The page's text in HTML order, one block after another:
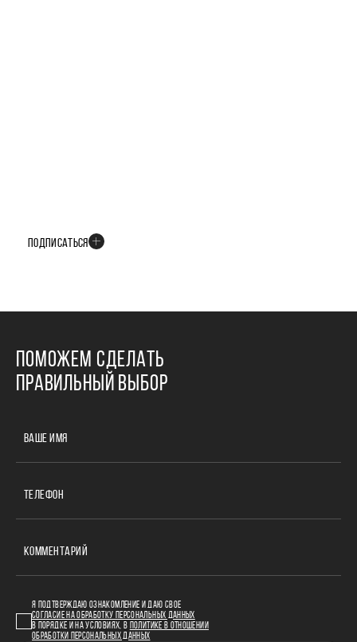
ПОДПИСАТЬСЯ
ПОМОЖЕМ СДЕЛАТЬ
ПРАВИЛЬНЫЙ ВЫБОР
ВАШЕ ИМЯ
ТЕЛЕФОН
КОММЕНТАРИЙ
Я ПОДТВЕРЖДАЮ ОЗНАКОМЛЕНИЕ И ДАЮ СВОЕ
СОГЛАСИЕ НА ОБРАБОТКУ ПЕРСОНАЛЬНЫХ ДАННЫХ
В ПОРЯДКЕ И НА УСЛОВИЯХ, В
ПОЛИТИКЕ В ОТНОШЕНИИ
ОБРАБОТКИ ПЕРСОНАЛЬНЫХ ДАННЫХ